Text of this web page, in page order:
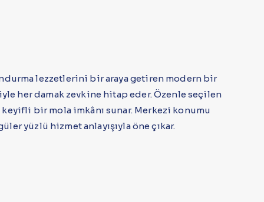
lezzetlerini bir araya getiren modern bir
her damak zevkine hitap eder. Özenle seçilen
bir mola imkânı sunar. Merkezi konumu
yüzlü hizmet anlayışıyla öne çıkar.